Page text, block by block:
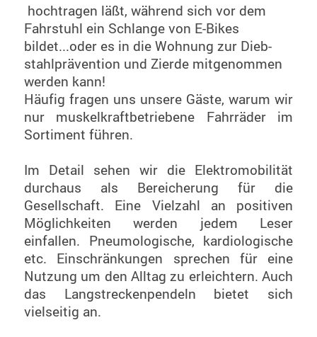
hochtragen läßt, während sich vor dem
Fahrstuhl ein Schlange von E-Bikes
bildet...oder es in die Wohnung zur Dieb-
stahlprävention und Zierde mitgenommen
werden kann!
Häufig fragen uns unsere Gäste, warum wir
nur muskelkraftbetriebene Fahrräder im
Sortiment führen.
Im Detail sehen wir die Elektromobilität
durchaus als Bereicherung für die
Gesellschaft. Eine Vielzahl an positiven
Möglichkeiten werden jedem Leser
einfallen. Pneumologische, kardiologische
etc. Einschränkungen sprechen für eine
Nutzung um den Alltag zu erleichtern. Auch
das Langstreckenpendeln bietet sich
vielseitig an.